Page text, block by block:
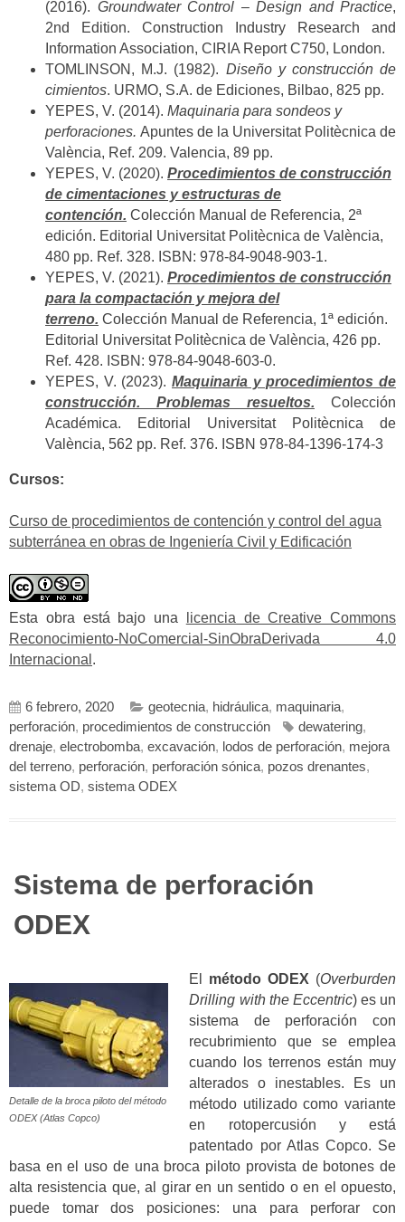
(2016). Groundwater Control – Design and Practice,
2nd Edition. Construction Industry Research and
Information Association, CIRIA Report C750, London.
TOMLINSON, M.J. (1982). Diseño y construcción de
cimientos. URMO, S.A. de Ediciones, Bilbao, 825 pp.
YEPES, V. (2014). Maquinaria para sondeos y
perforaciones. Apuntes de la Universitat Politècnica de
València, Ref. 209. Valencia, 89 pp.
YEPES, V. (2020). Procedimientos de construcción
de cimentaciones y estructuras de
contención. Colección Manual de Referencia, 2ª
edición. Editorial Universitat Politècnica de València,
480 pp. Ref. 328. ISBN: 978-84-9048-903-1.
YEPES, V. (2021). Procedimientos de construcción
para la compactación y mejora del
terreno. Colección Manual de Referencia, 1ª edición.
Editorial Universitat Politècnica de València, 426 pp.
Ref. 428. ISBN: 978-84-9048-603-0.
YEPES, V. (2023). Maquinaria y procedimientos de
construcción. Problemas resueltos. Colección
Académica. Editorial Universitat Politècnica de
València, 562 pp. Ref. 376. ISBN 978-84-1396-174-3
Cursos:
Curso de procedimientos de contención y control del agua
subterránea en obras de Ingeniería Civil y Edificación
Esta obra está bajo una
licencia de Creative Commons
Reconocimiento-NoComercial-SinObraDerivada 4.0
Internacional .
6 febrero, 2020 geotecnia, hidráulica, maquinaria,
perforación, procedimientos de construcción dewatering,
drenaje, electrobomba, excavación, lodos de perforación, mejora
del terreno, perforación, perforación sónica, pozos drenantes,
sistema OD, sistema ODEX
Sistema de perforación
ODEX
Detalle de la broca piloto del método
ODEX (Atlas Copco)
El método ODEX (Overburden
Drilling with the Eccentric) es un
sistema de perforación con
recubrimiento que se emplea
cuando los terrenos están muy
alterados o inestables. Es un
método utilizado como variante
en rotopercusión y está
patentado por Atlas Copco. Se
basa en el uso de una broca piloto provista de botones de
alta resistencia que, al girar en un sentido o en el opuesto,
puede tomar dos posiciones: una para perforar con